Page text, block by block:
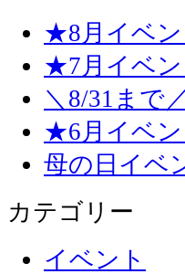
★8月イベ
★7月イベ
＼8/31まで
★6月イベ
母の日イベ
カテゴリー
イベント